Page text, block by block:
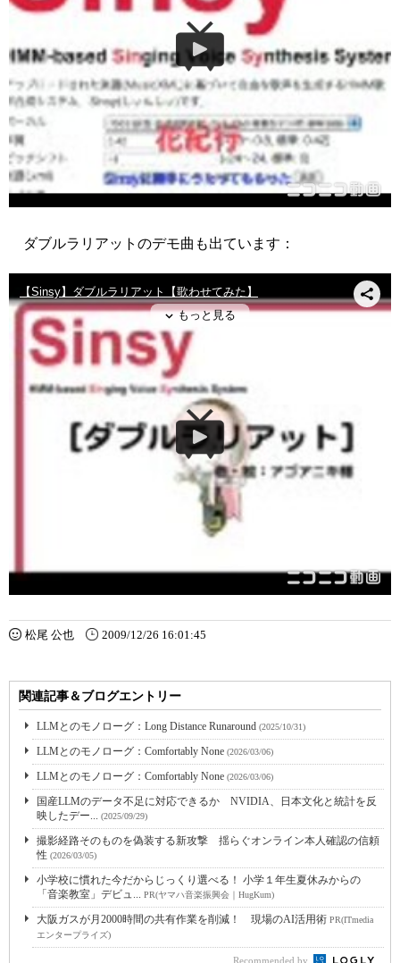
ダブルラリアットのデモ曲も出ています：
松尾 公也 2009/12/26 16:01:45
関連記事＆ブログエントリー
LLMとのモノローグ：Long Distance Runaround (2025/10/31)
LLMとのモノローグ：Comfortably None (2026/03/06)
LLMとのモノローグ：Comfortably None (2026/03/06)
国産LLMのデータ不足に対応できるか NVIDIA、日本文化と統計を反
映したデー... (2025/09/29)
撮影経路そのものを偽装する新攻撃 揺らぐオンライン本人確認の信頼
性 (2026/03/05)
小学校に慣れた今だからじっくり選べる！ 小学１年生夏休みからの
「音楽教室」デビュ... PR(ヤマハ音楽振興会｜HugKum)
大阪ガスが月2000時間の共有作業を削減！ 現場のAI活用術 PR(ITmedia
エンタープライズ)
Recommended by